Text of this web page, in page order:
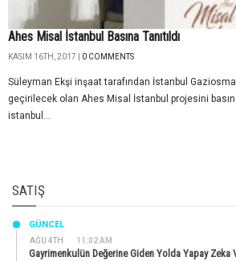
Ahes Misal İstanbul Basına Tanıtıldı
KASIM 16TH, 2017 | 0 COMMENTS
Süleyman Ekşi inşaat tarafından İstanbul
geçirilecek olan Ahes Misal İstanbul projesini
istanbul...
SATIŞ
AĞU 4TH 11:02 AM
GÜNCEL
Gayrimenkulün Değerine Giden Yolda Yapay Zeka